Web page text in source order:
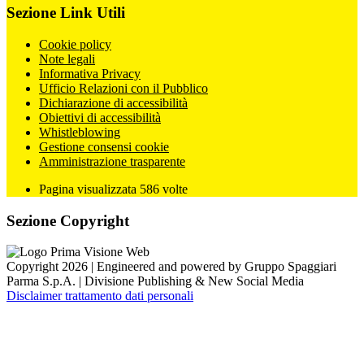
Sezione Link Utili
Cookie policy
Note legali
Informativa Privacy
Ufficio Relazioni con il Pubblico
Dichiarazione di accessibilità
Obiettivi di accessibilità
Whistleblowing
Gestione consensi cookie
Amministrazione trasparente
Pagina visualizzata 586 volte
Sezione Copyright
Copyright 2026 | Engineered and powered by Gruppo Spaggiari
Parma S.p.A. | Divisione Publishing & New Social Media
Disclaimer trattamento dati personali